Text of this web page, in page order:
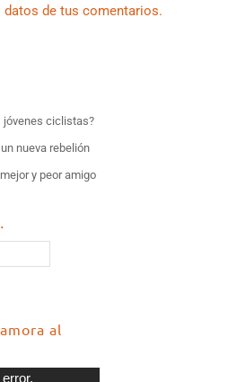
de tus comentarios.
jóvenes ciclistas?
nueva rebelión
y peor amigo
al